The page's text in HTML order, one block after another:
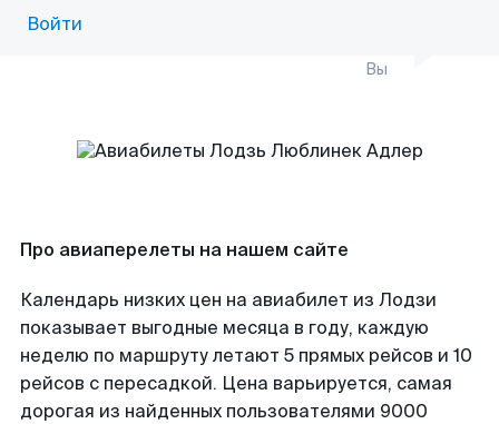
Войти
Вы
Про авиаперелеты на нашем сайте
Календарь низких цен на авиабилет из Лодзи
показывает выгодные месяца в году, каждую
неделю по маршруту летают 5 прямых рейсов и 10
рейсов с пересадкой. Цена варьируется, самая
дорогая из найденных пользователями 9000